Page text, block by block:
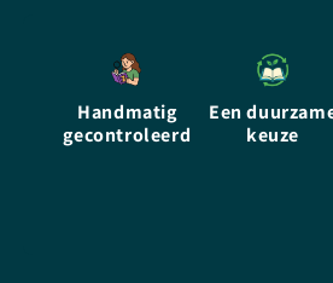
Vampier
Anne
-
Anne
Handmatig
gecontroleerd
Een
keuze